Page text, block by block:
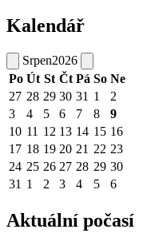
Kalendář
Srpen2026
Po Út St Čt Pá So Ne
27 28 29 30 31 1
2
3
4 5 6 7 8
9
10 11 12 13 14 15 16
17 18 19 20 21 22 23
24 25 26 27 28 29 30
31 1 2 3 4 5 6
Aktuální počasí